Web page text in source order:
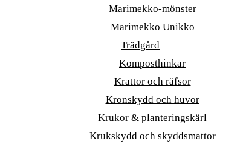
Marimekko-mönster
Marimekko Unikko
Trädgård
Komposthinkar
Krattor och räfsor
Kronskydd och huvor
Krukor & planteringskärl
Krukskydd och skyddsmattor